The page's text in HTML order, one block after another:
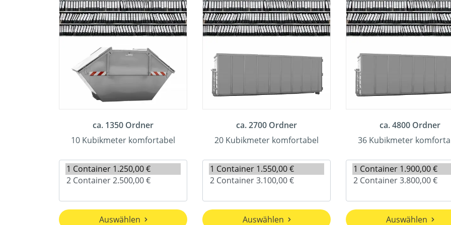
ca. 1350 Ordner
10 Kubikmeter komfortabel
Auswählen
ca. 2700 Ordner
20 Kubikmeter komfortabel
Auswählen
ca. 4800 Ordner
36 Kubikmeter
Auswählen